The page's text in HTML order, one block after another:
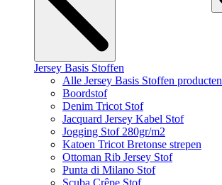
Jersey Basis Stoffen
Alle Jersey Basis Stoffen producten
Boordstof
Denim Tricot Stof
Jacquard Jersey Kabel Stof
Jogging Stof 280gr/m2
Katoen Tricot Bretonse strepen
Ottoman Rib Jersey Stof
Punta di Milano Stof
Scuba Crêpe Stof